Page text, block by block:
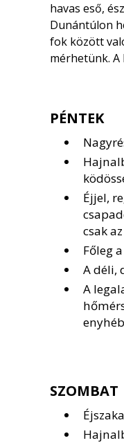
havas eső,
Dunántúlon
fok között
mérhetünk.
PÉNTEK
Éjjel,
csak
Főleg
A déli,
A
SZOMBAT